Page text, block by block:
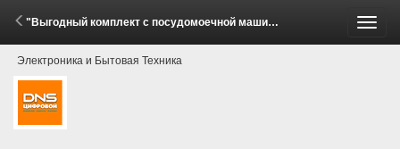
"Выгодный комплект с посудомоечной машиной Haier!" (21 Апреля - 11 Мая 2026)
Электроника и Бытовая Техника